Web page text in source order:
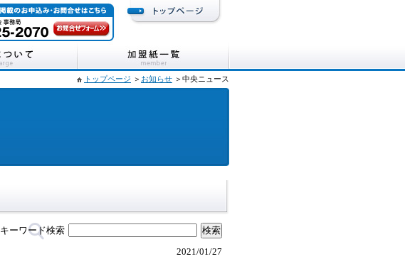
トップページ ＞ お知らせ ＞中央ニュース
キーワード検索
2021/01/27